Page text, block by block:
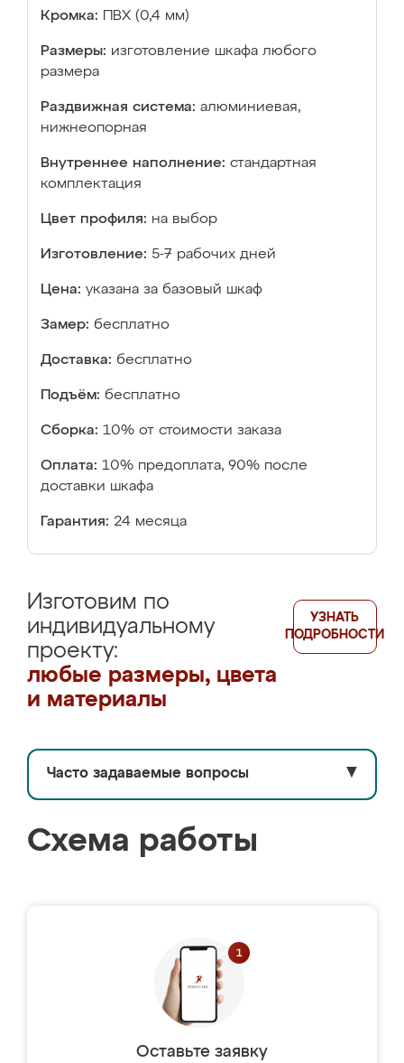
Кромка: ПВХ (0,4 мм)
Размеры: изготовление шкафа любого
размера
Раздвижная система: алюминиевая,
нижнеопорная
Внутреннее наполнение: стандартная
комплектация
Цвет профиля: на выбор
Изготовление: 5-7 рабочих дней
Цена: указана за базовый шкаф
Замер: бесплатно
Доставка: бесплатно
Подъём: бесплатно
Сборка: 10% от стоимости заказа
Оплата: 10% предоплата, 90% после
доставки шкафа
Гарантия: 24 месяца
Изготовим по
индивидуальному
проекту:
любые размеры, цвета
и материалы
УЗНАТЬ
ПОДРОБНОСТИ
Часто задаваемые вопросы ▼
Схема работы
Оставьте заявку